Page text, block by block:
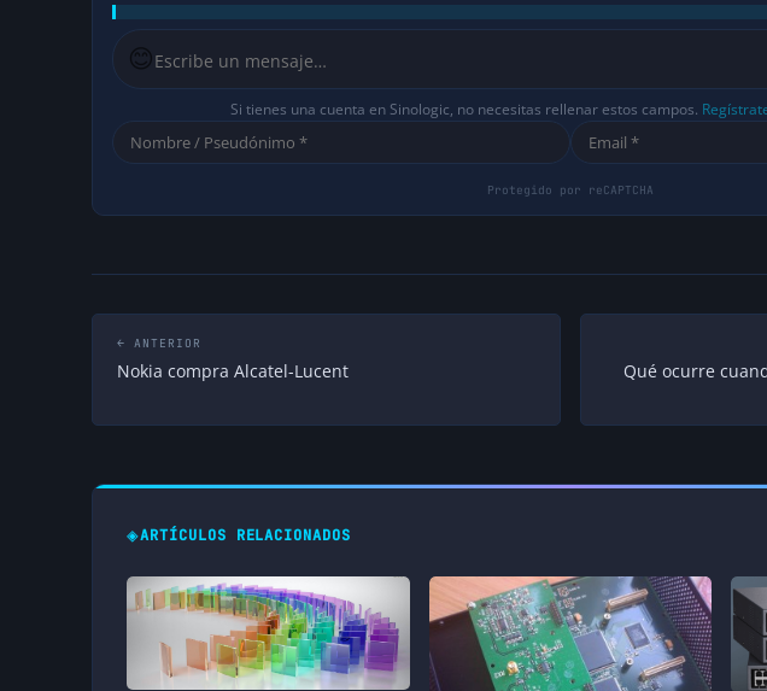
😊
Si tienes una cuenta en Sinologic, no necesitas rellenar estos campos.
← ANTERIOR
Nokia compra Alcatel-Lucent
Qué ocurre
◈ARTÍCULOS RELACIONADOS